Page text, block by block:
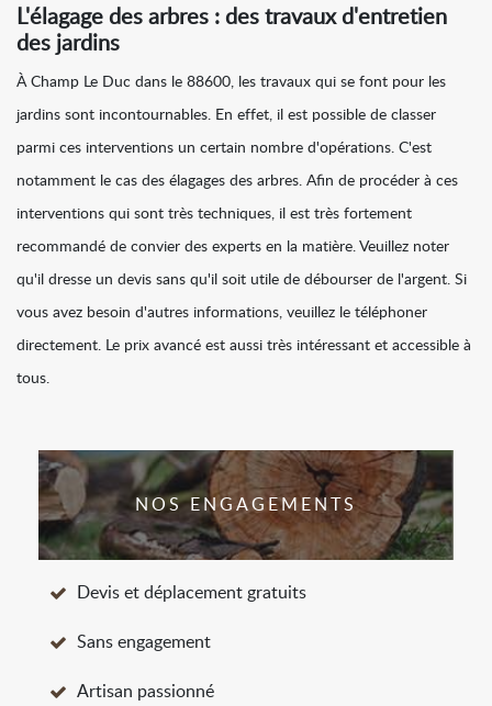
L'élagage des arbres : des travaux d'entretien
des jardins
À Champ Le Duc dans le 88600, les travaux qui se font pour les
jardins sont incontournables. En effet, il est possible de classer
parmi ces interventions un certain nombre d'opérations. C'est
notamment le cas des élagages des arbres. Afin de procéder à ces
interventions qui sont très techniques, il est très fortement
recommandé de convier des experts en la matière. Veuillez noter
qu'il dresse un devis sans qu'il soit utile de débourser de l'argent. Si
vous avez besoin d'autres informations, veuillez le téléphoner
directement. Le prix avancé est aussi très intéressant et accessible à
tous.
NOS ENGAGEMENTS
Devis et déplacement gratuits
Sans engagement
Artisan passionné